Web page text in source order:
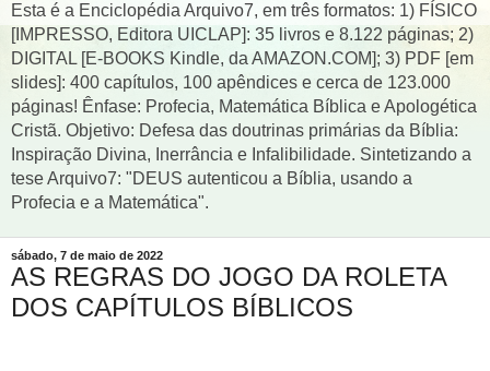
Esta é a Enciclopédia Arquivo7, em três formatos: 1) FÍSICO
[IMPRESSO, Editora UICLAP]: 35 livros e 8.122 páginas; 2)
DIGITAL [E-BOOKS Kindle, da AMAZON.COM]; 3) PDF [em
slides]: 400 capítulos, 100 apêndices e cerca de 123.000
páginas! Ênfase: Profecia, Matemática Bíblica e Apologética
Cristã. Objetivo: Defesa das doutrinas primárias da Bíblia:
Inspiração Divina, Inerrância e Infalibilidade. Sintetizando a
tese Arquivo7: "DEUS autenticou a Bíblia, usando a
Profecia e a Matemática".
sábado, 7 de maio de 2022
AS REGRAS DO JOGO DA ROLETA
DOS CAPÍTULOS BÍBLICOS